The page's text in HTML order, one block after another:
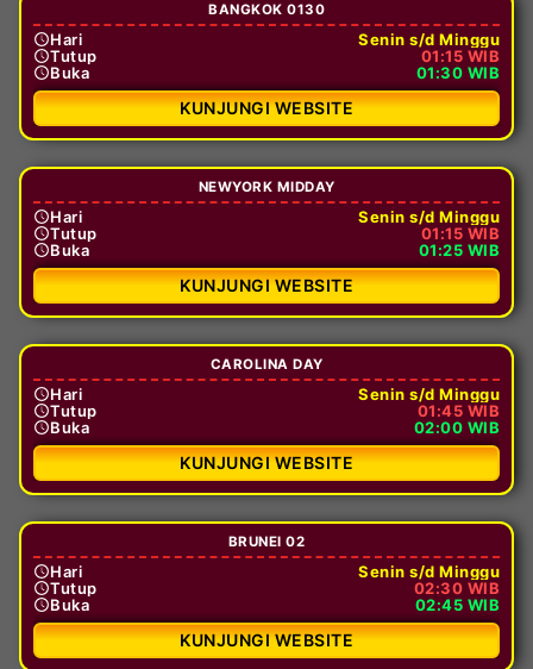
BANGKOK 0130
Hari
Senin s/d Minggu
Tutup
01:15 WIB
Buka
01:30 WIB
KUNJUNGI WEBSITE
NEWYORK MIDDAY
Hari
Senin s/d Minggu
Tutup
01:15 WIB
Buka
01:25 WIB
KUNJUNGI WEBSITE
CAROLINA DAY
Hari
Senin s/d Minggu
Tutup
01:45 WIB
Buka
02:00 WIB
KUNJUNGI WEBSITE
BRUNEI 02
Hari
Senin s/d Minggu
Tutup
02:30 WIB
Buka
02:45 WIB
KUNJUNGI WEBSITE